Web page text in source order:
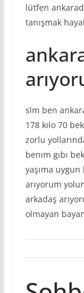
lütfen
tanışmak
slm ben
178 kılo 70
zorlu
benım gıbı
yaşıma
arıyorum
arkadaş
olmayan